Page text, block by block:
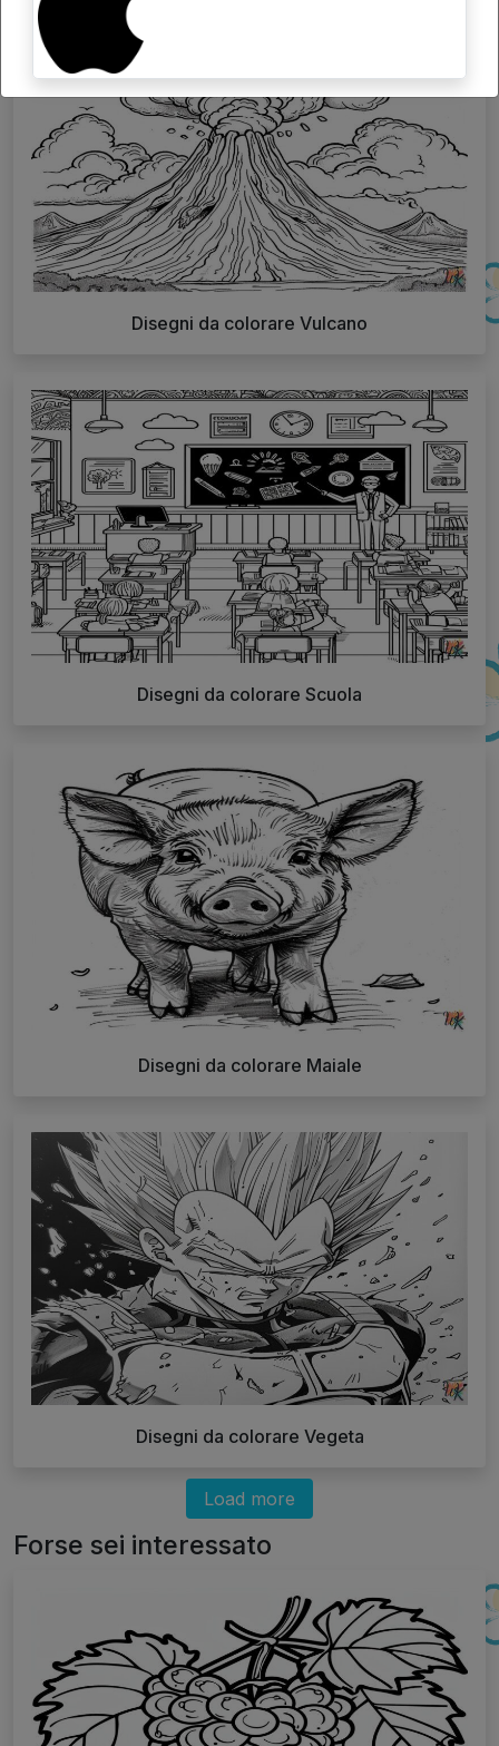
Disegni da colorare Vulcano
Disegni da colorare Scuola
Disegni da colorare Maiale
Disegni da colorare Vegeta
Load more
Forse sei interessato